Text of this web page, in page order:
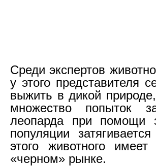
Среди экспертов
у этого представителя
выжить в дикой
множество попыток
леопарда при помощи
популяции
этого животного
«черном» рынке.